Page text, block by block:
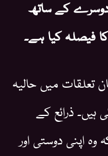
کے ساتھ
فیصلہ کیا ہے۔
تعلقات میں حالیہ
ہیں۔ ذرائع کے
اپنی دوستی اور